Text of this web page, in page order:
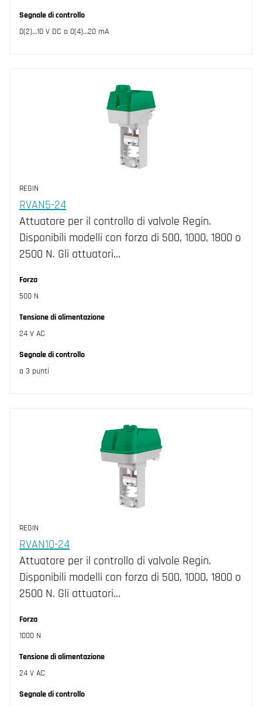
Segnale di controllo
0(2)…10 V DC o 0(4)…20 mA
REGIN
RVAN5-24
Attuatore per il controllo di valvole Regin.
Disponibili modelli con forza di 500, 1000, 1800 o
2500 N. Gli attuatori…
Forza
500 N
Tensione di alimentazione
24 V AC
Segnale di controllo
a 3 punti
REGIN
RVAN10-24
Attuatore per il controllo di valvole Regin.
Disponibili modelli con forza di 500, 1000, 1800 o
2500 N. Gli attuatori…
Forza
1000 N
Tensione di alimentazione
24 V AC
Segnale di controllo